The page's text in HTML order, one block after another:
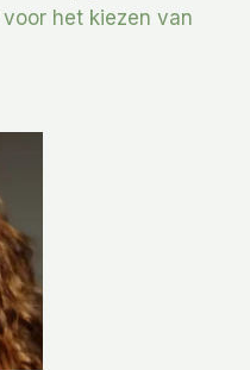
het kiezen van